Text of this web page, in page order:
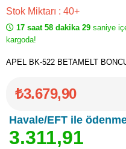
Stok Miktarı : 40+
17 saat 58 dakika 29 saniye
kargoda!
APEL BK-522 BETAMELT
₺3.679,90
Havale/EFT ile
3.311,91